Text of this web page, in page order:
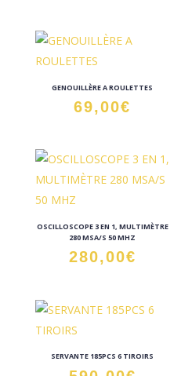
GENOUILLÈRE A ROULETTES
69,00€
OSCILLOSCOPE 3 EN 1, MULTIMÈTRE
280 MSA/S 50 MHZ
280,00€
SERVANTE 185PCS 6 TIROIRS